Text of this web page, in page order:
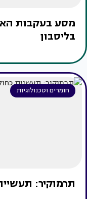
מסע בעקבות
בליסבון
חומרים וטכנולוגיות
תרמוקיר: